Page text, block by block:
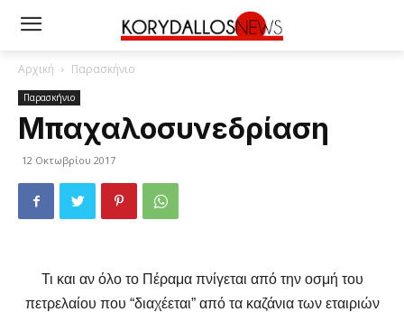
Αρχική Παρασκήνιο
Παρασκήνιο
Μπαχαλοσυνεδρίαση
12 Οκτωβρίου 2017
Τι και αν όλο το Πέραμα πνίγεται από την οσμή του
πετρελαίου που “διαχέεται” από τα καζάνια των εταιριών